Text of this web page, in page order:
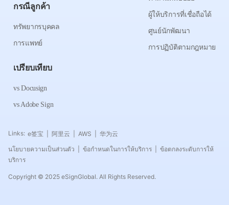
กรณีลูกค้า
ทรัพยากรบุคคล
การแพทย์
เปรียบเทียบ
vs Docusign
vs Adobe Sign
ผู้ให้บริการที่เชื่อถือได้
ศูนย์นักพัฒนา
การปฏิบัติตามกฎหมาย
Links: e签宝 阿里云 AWS
华为云
นโยบายความเป็นส่วนตัว
ข้อกำหนดในการให้บริการ
ข้อตกลงระดับการให้
บริการ
Copyright © 2025 eSignGlobal. All Rights Reserved.